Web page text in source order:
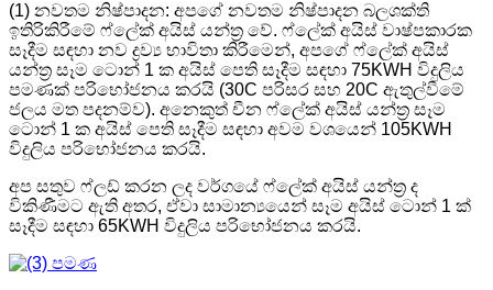
(1) නවතම නිෂ්පාදන: අපගේ නවතම නිෂ්පාදන බලශක්ති
ඉතිරිකිරීමේ ෆ්ලේක් අයිස් යන්ත්‍ර වේ. ෆ්ලේක් අයිස් වාෂ්පකාරක
සෑදීම සඳහා නව ද්‍රව්‍ය භාවිතා කිරීමෙන්, අපගේ ෆ්ලේක් අයිස්
යන්ත්‍ර සෑම ටොන් 1 ක අයිස් පෙති සෑදීම සඳහා 75KWH විදුලිය
පමණක් පරිභෝජනය කරයි (30C පරිසර සහ 20C ඇතුල්වීමේ
ජලය මත පදනම්ව). අනෙකුත් චීන ෆ්ලේක් අයිස් යන්ත්‍ර සෑම
ටොන් 1 ක අයිස් පෙති සෑදීම සඳහා අවම වශයෙන් 105KWH
විදුලිය පරිභෝජනය කරයි.
අප සතුව ෆ්ලඩ් කරන ලද වර්ගයේ ෆ්ලේක් අයිස් යන්ත්‍ර ද
විකිණීමට ඇති අතර, ඒවා සාමාන්‍යයෙන් සෑම අයිස් ටොන් 1 ක්
සෑදීම සඳහා 65KWH විදුලිය පරිභෝජනය කරයි.